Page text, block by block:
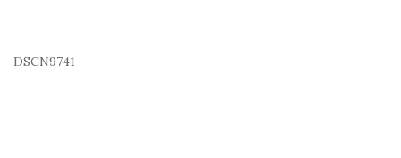
DSCN9741